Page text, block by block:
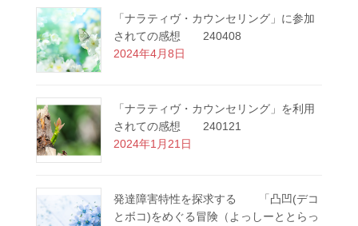
「ナラティヴ・カウンセリング」に参加
されての感想 240408
2024年4月8日
「ナラティヴ・カウンセリング」を利用
されての感想 240121
2024年1月21日
発達障害特性を探求する 「凸凹(デコ
とボコ)をめぐる冒険（よっしーととらっ